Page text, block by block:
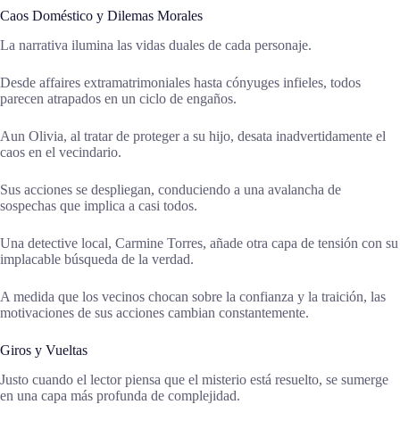
Caos Doméstico y Dilemas Morales
La narrativa ilumina las vidas duales de cada personaje.
Desde affaires extramatrimoniales hasta cónyuges infieles, todos
parecen atrapados en un ciclo de engaños.
Aun Olivia, al tratar de proteger a su hijo, desata inadvertidamente el
caos en el vecindario.
Sus acciones se despliegan, conduciendo a una avalancha de
sospechas que implica a casi todos.
Una detective local, Carmine Torres, añade otra capa de tensión con su
implacable búsqueda de la verdad.
A medida que los vecinos chocan sobre la confianza y la traición, las
motivaciones de sus acciones cambian constantemente.
Giros y Vueltas
Justo cuando el lector piensa que el misterio está resuelto, se sumerge
en una capa más profunda de complejidad.